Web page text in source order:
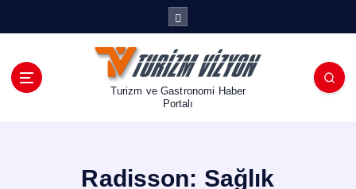
Turizm ve Gastronomi Haber
Portalı
Radisson: Sağlık